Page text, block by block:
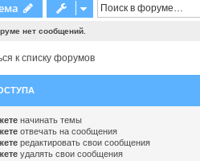
нет сообщений.
к списку форумов
начинать темы
отвечать на сообщения
редактировать свои сообщения
удалять свои сообщения